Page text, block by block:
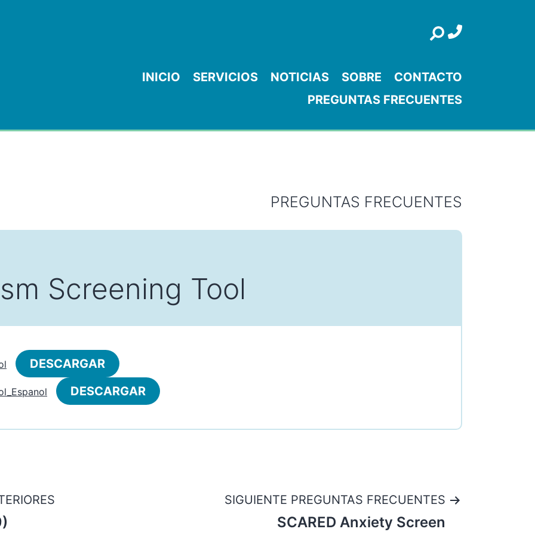
Search
INICIO SERVICIOS NOTICIAS SOBRE
CONTACTO
PREGUNTAS FRECUENTES
PREGUNTAS FRECUENTES
Screening Tool
DESCARGAR
DESCARGAR
SIGUIENTE PREGUNTAS FRECUENTES
SCARED Anxiety Screen